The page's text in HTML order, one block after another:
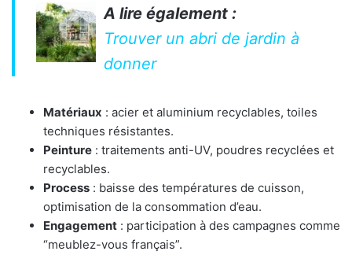
A lire également :
Trouver un abri de jardin à
donner
Matériaux : acier et aluminium recyclables, toiles
techniques résistantes.
Peinture : traitements anti-UV, poudres recyclées et
recyclables.
Process : baisse des températures de cuisson,
optimisation de la consommation d’eau.
Engagement : participation à des campagnes comme
“meublez-vous français”.